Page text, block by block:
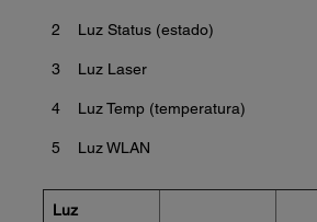
2 Luz Status (estado)
3 Luz Laser
4 Luz Temp (temperatura)
5 Luz WLAN
Luz